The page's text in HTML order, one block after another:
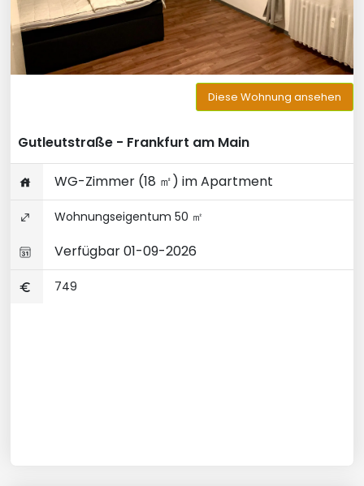
Diese Wohnung ansehen
Gutleutstraße - Frankfurt am Main
WG-Zimmer (18 ㎡) im Apartment
Wohnungseigentum 50 ㎡
Verfügbar 01-09-2026
749